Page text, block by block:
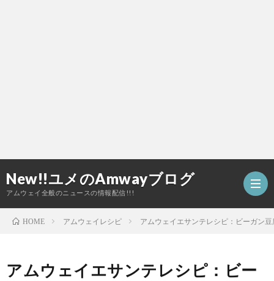
New!!ユメのAmwayブログ
アムウェイ全般のニュースの情報配信!!!
HOME アムウェイレシピ アムウェイエサンテレシピ：ビーガン
アムウェイエサンテレシピ：ビー